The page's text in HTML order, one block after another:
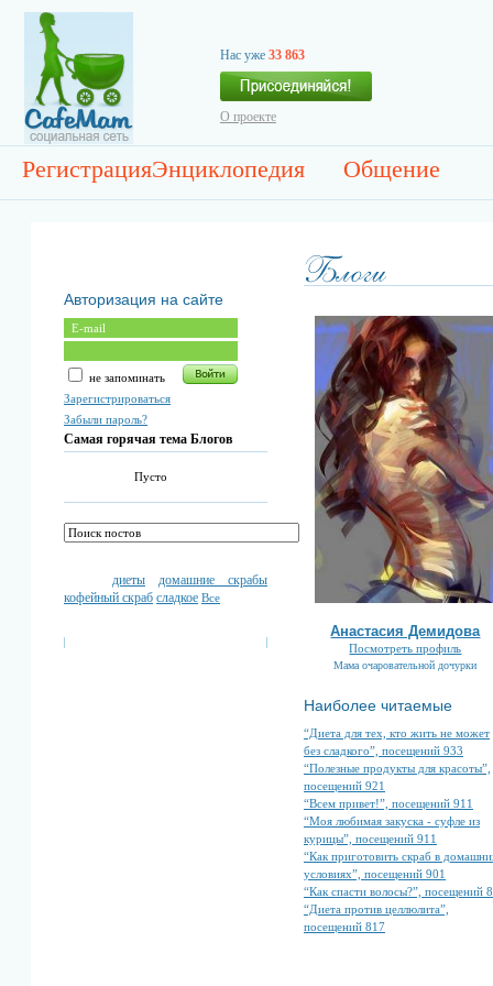
Нас уже 33 863
О проекте
РегистрацияЭнциклопедия Общение
Авторизация на сайте
не запоминать
Зарегистрироваться
Забыли пароль?
Самая горячая тема Блогов
Пусто
диеты
домашние скрабы
кофейный скраб сладкое Все
Анастасия Демидова
Посмотреть профиль
Мама очаровательной дочурки
Наиболее читаемые
“Диета для тех, кто жить не может
без сладкого”, посещений 933
“Полезные продукты для красоты”,
посещений 921
“Всем привет!”, посещений 911
“Моя любимая закуска - суфле из
курицы”, посещений 911
“Как приготовить скраб в
условиях”, посещений 901
“Как спасти волосы?”, посещений
“Диета против целлюлита”,
посещений 817